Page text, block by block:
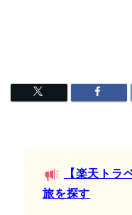
【楽天トラ
旅を探す